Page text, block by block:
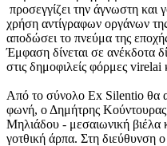
προσεγγίζει την άγνωστη και
χρήση αντίγραφων οργάνων
αποδώσει το πνεύμα της
Έμφαση δίνεται σε ανέκδοτα
στις δημοφιλείς φόρμες virelai
Από το σύνολο Ex Silentio θα
φωνή, ο Δημήτρης
Μηλιάδου - μεσαιωνική
γοτθική άρπα. Στη διεύθυνση